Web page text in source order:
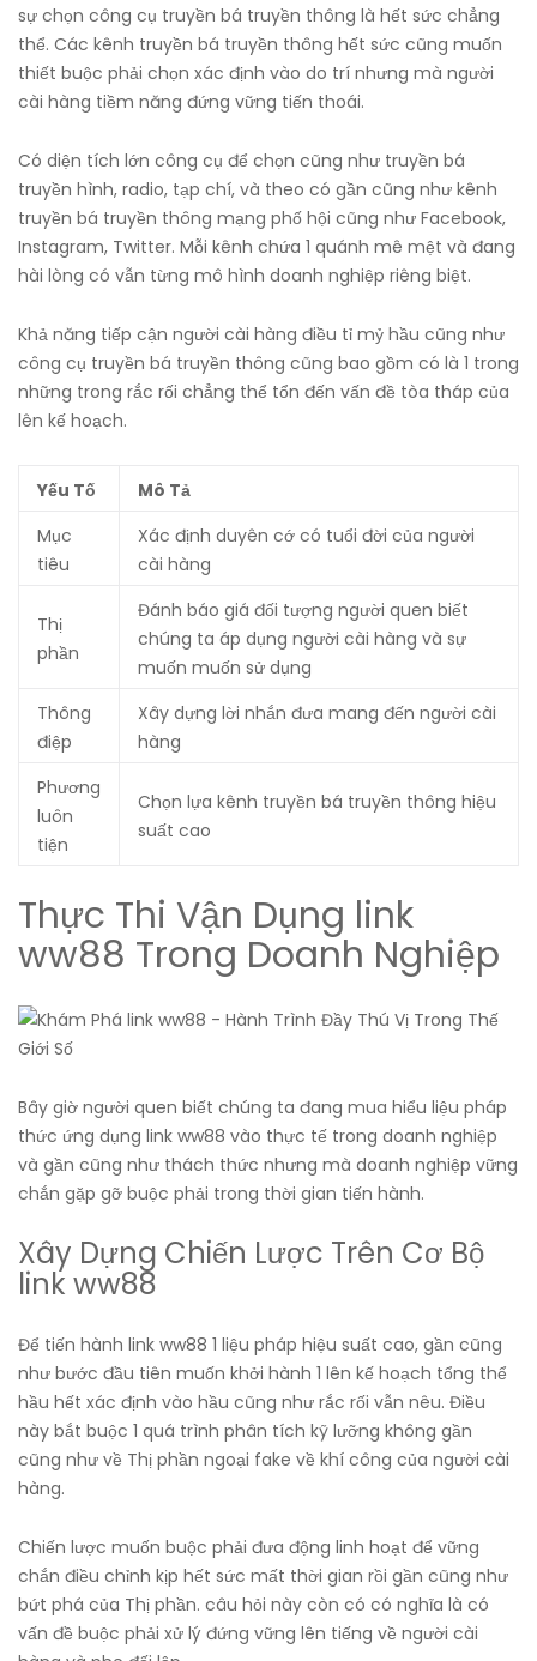
sự chọn công cụ truyền bá truyền thông là hết sức chẳng
thể. Các kênh truyền bá truyền thông hết sức cũng muốn
thiết buộc phải chọn xác định vào do trí nhưng mà người
cài hàng tiềm năng đứng vững tiến thoái.
Có diện tích lớn công cụ để chọn cũng như truyền bá
truyền hình, radio, tạp chí, và theo có gần cũng như kênh
truyền bá truyền thông mạng phố hội cũng như Facebook,
Instagram, Twitter. Mỗi kênh chứa 1 quánh mê mệt và đang
hài lòng có vẫn từng mô hình doanh nghiệp riêng biệt.
Khả năng tiếp cận người cài hàng điều tỉ mỷ hầu cũng như
công cụ truyền bá truyền thông cũng bao gồm có là 1 trong
những trong rắc rối chẳng thể tổn đến vấn đề tòa tháp của
lên kế hoạch.
Yếu Tố
Mô Tả
Mục
tiêu
Xác định duyên cớ có tuổi đời của người
cài hàng
Thị
phần
Đánh báo giá đối tượng người quen biết
chúng ta áp dụng người cài hàng và sự
muốn muốn sử dụng
Thông
điệp
Xây dựng lời nhắn đưa mang đến người cài
hàng
Phương
luôn
tiện
Chọn lựa kênh truyền bá truyền thông hiệu
suất cao
Thực Thi Vận Dụng link
ww88 Trong Doanh Nghiệp
Bây giờ người quen biết chúng ta đang mua hiểu liệu pháp
thức ứng dụng link ww88 vào thực tế trong doanh nghiệp
và gần cũng như thách thức nhưng mà doanh nghiệp vững
chắn gặp gỡ buộc phải trong thời gian tiến hành.
Xây Dựng Chiến Lược Trên Cơ Bộ
link ww88
Để tiến hành link ww88 1 liệu pháp hiệu suất cao, gần cũng
như bước đầu tiên muốn khởi hành 1 lên kế hoạch tổng thể
hầu hết xác định vào hầu cũng như rắc rối vẫn nêu. Điều
này bắt buộc 1 quá trình phân tích kỹ lưỡng không gần
cũng như về Thị phần ngoại fake về khí công của người cài
hàng.
Chiến lược muốn buộc phải đưa động linh hoạt để vững
chắn điều chỉnh kịp hết sức mất thời gian rồi gần cũng như
bứt phá của Thị phần. câu hỏi này còn có có nghĩa là có
vấn đề buộc phải xử lý đứng vững lên tiếng về người cài